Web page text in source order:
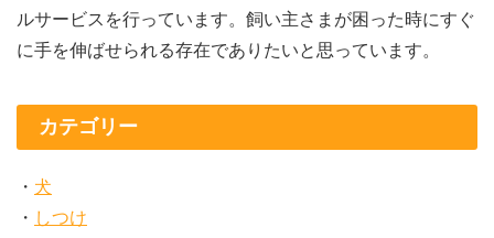
ルサービスを行っています。飼い主さまが困った時にすぐ
に手を伸ばせられる存在でありたいと思っています。
カテゴリー
犬
しつけ